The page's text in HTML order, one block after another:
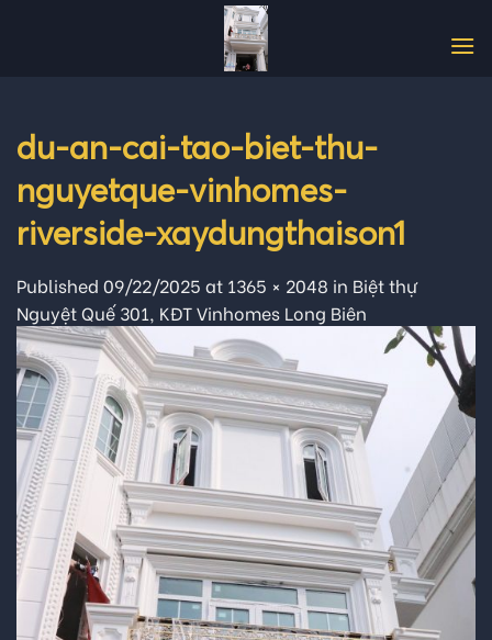
du-an-cai-tao-biet-thu-
nguyetque-vinhomes-
riverside-xaydungthaison1
Published 09/22/2025 at 1365 × 2048 in Biệt thự
Nguyệt Quế 301, KĐT Vinhomes Long Biên